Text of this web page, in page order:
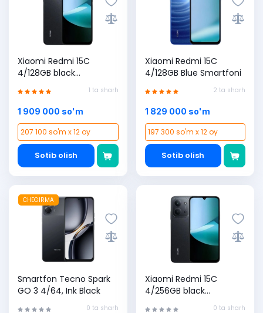
Xiaomi Redmi 15C
4/128GB black
1 ta sharh
1 909 000 so'm
207 100 so'm x 12 oy
Sotib olish
Xiaomi Redmi 15C
4/128GB Blue Smartfoni
2 ta sharh
1 829 000 so'm
197 300 so'm x 12 oy
Sotib olish
CHEGIRMA
Smartfon Tecno Spark
GO 3 4/64, Ink Black
0 ta sharh
Xiaomi Redmi 15C
4/256GB black
0 ta sharh